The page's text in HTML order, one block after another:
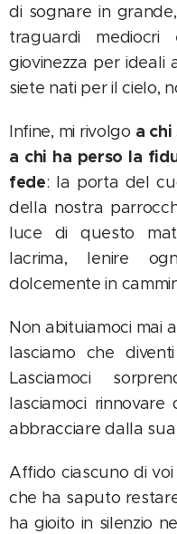
di sognare in
traguardi
giovinezza per ideali
siete nati per il cielo,
Infine, mi rivolgo a
a chi ha perso la
fede: la porta del
della nostra
luce di questo
lacrima, lenire
dolcemente in
Non abituiamoci mai
lasciamo che
Lasciamoci
lasciamoci
abbracciare dalla sua
Affido ciascuno di
che ha saputo
ha gioito in silenzio